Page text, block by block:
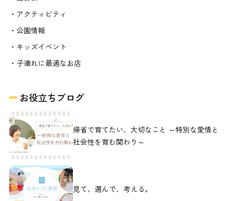
・アクティビティ
・公園情報
・キッズイベント
・子連れに最適なお店
お役立ちブログ
帰省で育てたい、大切なこと ～特別な愛情と
社会性を育む関わり～
見て、選んで、考える。